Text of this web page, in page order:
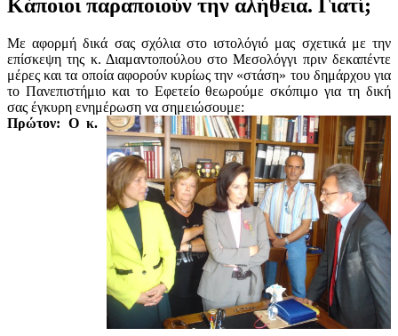
Κάποιοι παραποιούν την αλήθεια. Γιατί;
Με αφορμή δικά σας σχόλια στο ιστολόγιό μας σχετικά με την
επίσκεψη της κ. Διαμαντοπούλου στο Μεσολόγγι πριν δεκαπέντε
μέρες και τα οποία αφορούν κυρίως την «στάση» του δημάρχου για
το Πανεπιστήμιο και το Εφετείο θεωρούμε σκόπιμο για τη δική
σας έγκυρη ενημέρωση να σημειώσουμε:
Πρώτον: Ο κ.